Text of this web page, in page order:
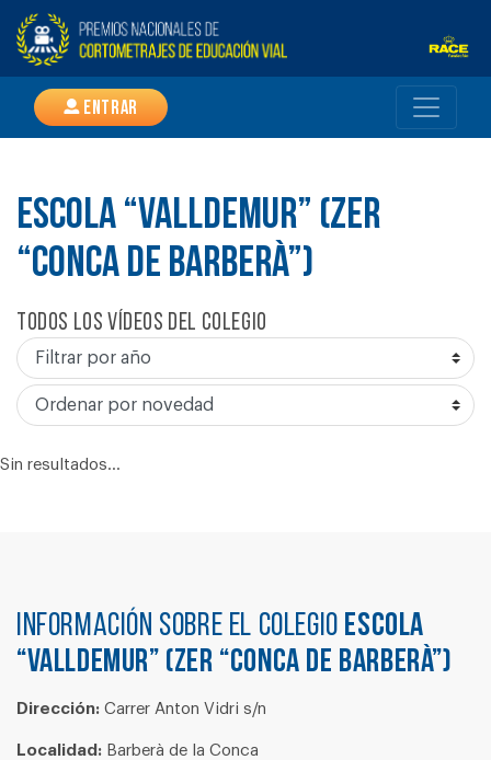
Entrar
ESCOLA “VALLDEMUR” (ZER
“CONCA DE BARBERÀ”)
Todos los vídeos del colegio
Sin resultados...
Información sobre el colegio ESCOLA
“VALLDEMUR” (ZER “CONCA DE BARBERÀ”)
Dirección: Carrer Anton Vidri s/n
Localidad: Barberà de la Conca